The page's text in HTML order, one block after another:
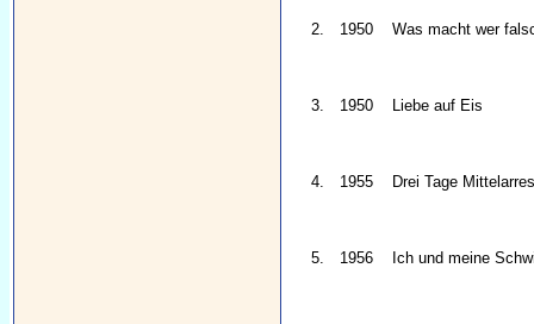
2. 1950 Was macht wer
3. 1950 Liebe auf Eis
4. 1955 Drei Tage
5. 1956 Ich und meine